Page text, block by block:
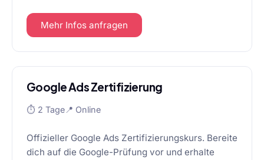
Mehr Infos anfragen
Google Ads Zertifizierung
⏱ 2 Tage📍 Online
Offizieller Google Ads Zertifizierungskurs. Bereite
dich auf die Google-Prüfung vor und erhalte